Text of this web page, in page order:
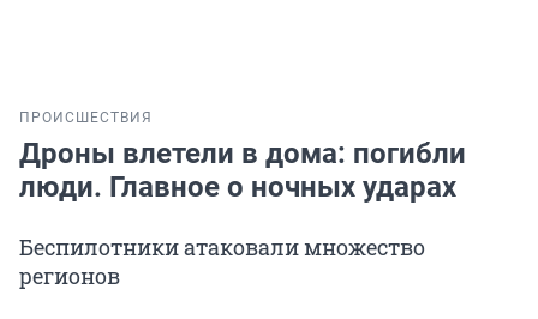
ПРОИСШЕСТВИЯ
Дроны влетели в дома: погибли
люди. Главное о ночных ударах
Беспилотники атаковали множество
регионов